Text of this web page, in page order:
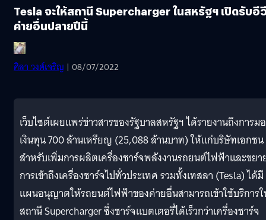
Tesla จะให้สถานี Supercharger ในสหรัฐฯ เปิดรับอี
ค่ายอื่นปลายปีนี้
ศิลา วงศ์เจริญ | 08/07/2022
เว็บไซต์เผยแพร่ข่าวสารของรัฐบาลสหรัฐฯ ได้รายงานถึงการม
เงินทุน 700 ล้านเหรียญ (25,088 ล้านบาท) ให้แก่บริษัทเอกชน
สำหรับเพิ่มการผลิตเครื่องชาร์จพลังงานรถยนต์ไฟฟ้าและขยา
การเข้าถึงเครื่องชาร์จไปทั่วประเทศ รวมทั้งเทสลา (Tesla) ได้มี
แผนอนุญาตให้รถยนต์ไฟฟ้าของค่ายอื่นสามารถเข้าใช้บริการ
สถานี Supercharger ซึ่งชาร์จแบตเตอรี่ได้เร็วกว่าเครื่องชาร์จ